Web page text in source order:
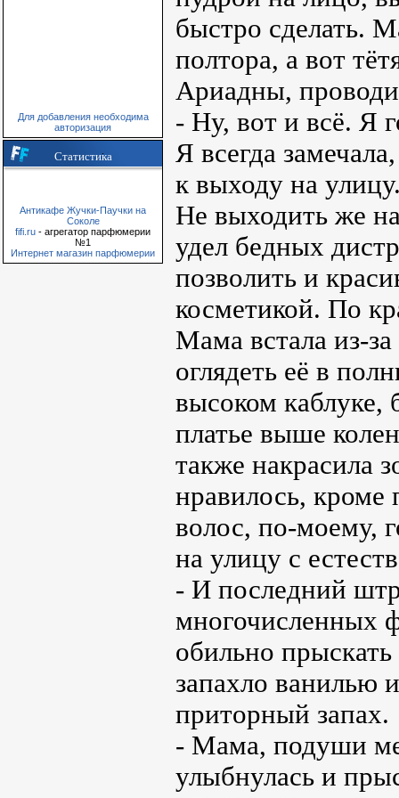
Для добавления необходима
авторизация
Статистика
Антикафе Жучки-Паучки на
Соколе
fifi.ru - агрегатор парфюмерии
№1
Интернет магазин парфюмерии
быстро сделать.
полтора, а вот
Ариадны,
- Ну, вот и всё. Я
Я всегда
к выходу на
Не выходить же
удел бедных
позволить и
косметикой. По
Мама встала из-за
оглядеть её в
высоком каблуке,
платье выше
также накрасила
нравилось, кроме
волос, по-моему,
на улицу с
- И последний
многочисленных
обильно
запахло ванилью
приторный запах.
- Мама, подуши
улыбнулась и